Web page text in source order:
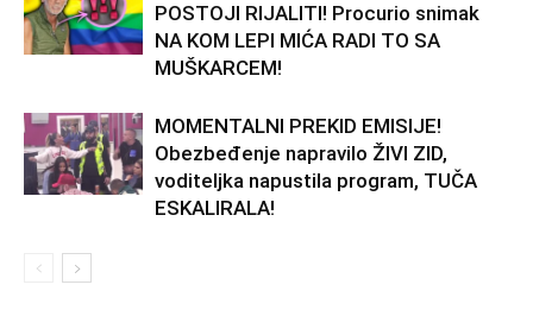
POSTOJI RIJALITI! Procurio snimak
NA KOM LEPI MIĆA RADI TO SA
MUŠKARCEM!
MOMENTALNI PREKID EMISIJE!
Obezbeđenje napravilo ŽIVI ZID,
voditeljka napustila program, TUČA
ESKALIRALA!